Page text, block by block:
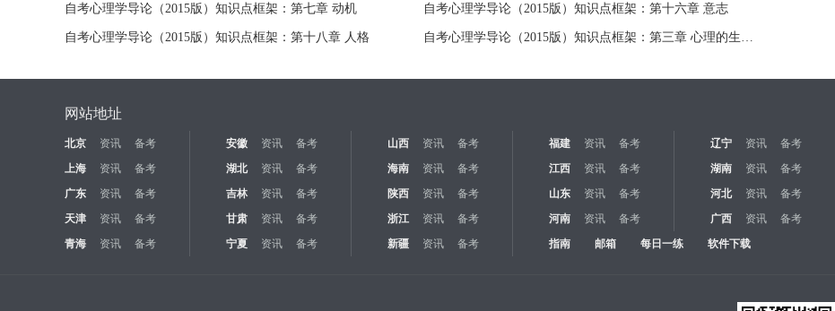
自考心理学导论（2015版）知识点框架：第七章 动机 自考心理学导论（2015版）知识点框架：第十六章 意志
自考心理学导论（2015版）知识点框架：第十八章 人格
网站地址
北京 资讯 备考 安徽 资讯 备考 山西 资讯 备考 福建 资讯 备考 辽宁 资讯 备考
上海
资讯 备考 湖北 资讯 备考 海南 资讯 备考 江西 资讯 备考 湖南 资讯 备考
广东
资讯 备考 吉林 资讯 备考 陕西 资讯 备考 山东 资讯 备考 河北 资讯 备考
天津
资讯 备考 甘肃 资讯 备考 浙江 资讯 备考 河南 资讯 备考 广西 资讯 备考
青海
资讯 备考 宁夏 资讯 备考 新疆 资讯 备考 指南 邮箱 每日一练 软件下载